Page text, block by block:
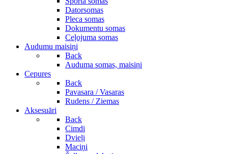
Datorsomas
Pleca somas
Dokumentu somas
Ceļojuma somas
Audumu maisiņi
Back
Auduma somas, maisiņi
Cepures
Back
Pavasara / Vasaras
Rudens / Ziemas
Aksesuāri
Back
Cimdi
Dvieļi
Maciņi